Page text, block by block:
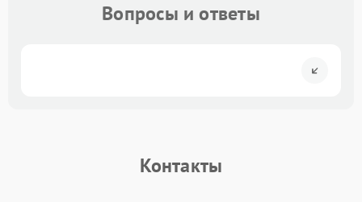
Вопросы и ответы
Контакты